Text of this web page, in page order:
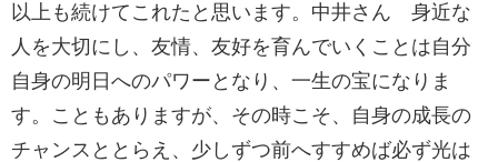
以上も続けてこれたと思います。中井さん 身近な
人を大切にし、友情、友好を育んでいくことは自分
自身の明日へのパワーとなり、一生の宝になりま
す。こともありますが、その時こそ、自身の成長の
チャンスととらえ、少しずつ前へすすめば必ず光は